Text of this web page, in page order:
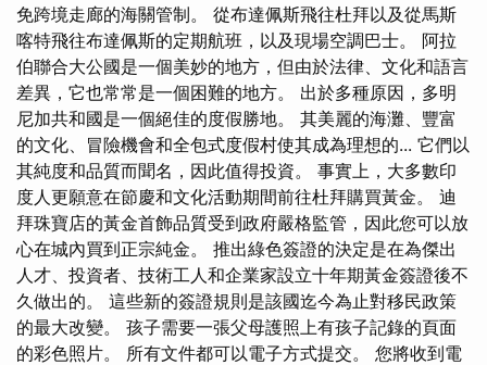
免跨境走廊的海關管制。 從布達佩斯飛往杜拜以及從馬斯
喀特飛往布達佩斯的定期航班，以及現場空調巴士。 阿拉
伯聯合大公國是一個美妙的地方，但由於法律、文化和語言
差異，它也常常是一個困難的地方。 出於多種原因，多明
尼加共和國是一個絕佳的度假勝地。 其美麗的海灘、豐富
的文化、冒險機會和全包式度假村使其成為理想的... 它們以
其純度和品質而聞名，因此值得投資。 事實上，大多數印
度人更願意在節慶和文化活動期間前往杜拜購買黃金。 迪
拜珠寶店的黃金首飾品質受到政府嚴格監管，因此您可以放
心在城內買到正宗純金。 推出綠色簽證的決定是在為傑出
人才、投資者、技術工人和企業家設立十年期黃金簽證後不
久做出的。 這些新的簽證規則是該國迄今為止對移民政策
的最大改變。 孩子需要一張父母護照上有孩子記錄的頁面
的彩色照片。 所有文件都可以電子方式提交。 您將收到電